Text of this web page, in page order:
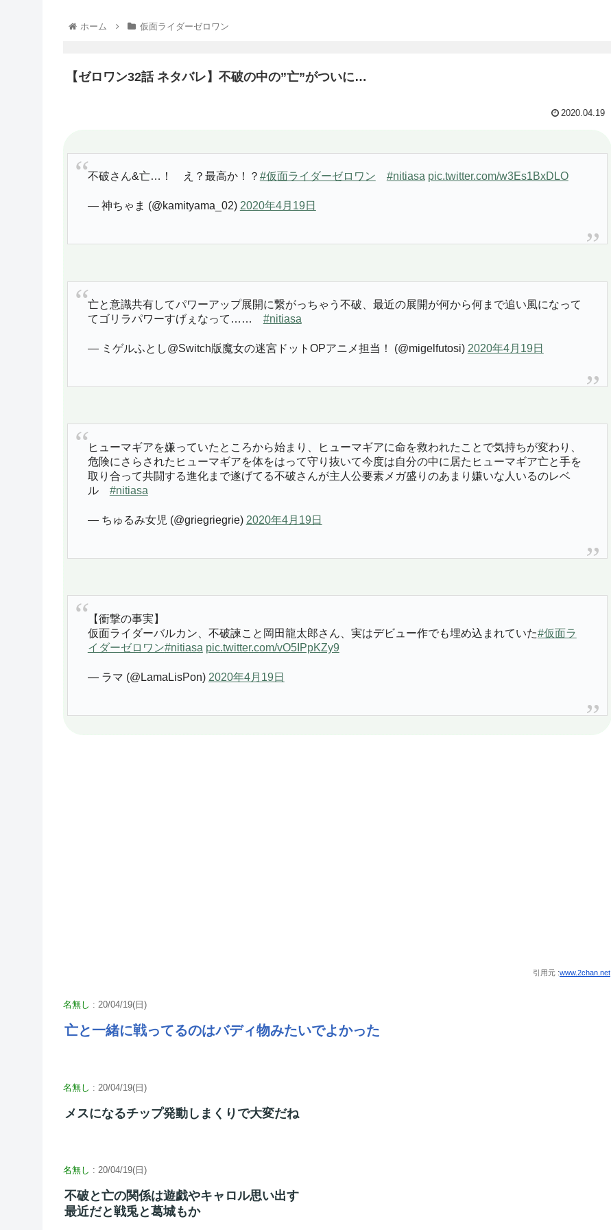
ホーム 仮面ライダーゼロワン
【ゼロワン32話 ネタバレ】不破の中の”亡”がついに…
2020.04.19
不破さん&亡…！ え？最高か！？ #仮面ライダーゼロワン #nitiasa pic.twitter.com/w3Es1BxDLO
— 神ちゃま (@kamityama_02) 2020年4月19日
亡と意識共有してパワーアップ展開に繋がっちゃう不破、最近の展開が何から何まで追い風になって
てゴリラパワーすげぇなって…… #nitiasa
— ミゲルふとし@Switch版魔女の迷宮ドットOPアニメ担当！ (@migelfutosi) 2020年4月19日
ヒューマギアを嫌っていたところから始まり、ヒューマギアに命を救われたことで気持ちが変わり、
危険にさらされたヒューマギアを体をはって守り抜いて今度は自分の中に居たヒューマギア亡と手を
取り合って共闘する進化まで遂げてる不破さんが主人公要素メガ盛りのあまり嫌いな人いるのレベ
ル #nitiasa
— ちゅるみ女児 (@griegriegrie) 2020年4月19日
【衝撃の事実】
仮面ライダーバルカン、不破諫こと岡田龍太郎さん、実はデビュー作でも埋め込まれていた#仮面ラ
イダーゼロワン#nitiasa pic.twitter.com/vO5IPpKZy9
— ラマ (@LamaLisPon) 2020年4月19日
引用元 :www.2chan.net
名無し : 20/04/19(日)
亡と一緒に戦ってるのはバディ物みたいでよかった
名無し : 20/04/19(日)
メスになるチップ発動しまくりで大変だね
名無し : 20/04/19(日)
不破と亡の関係は遊戯やキャロル思い出す
最近だと戦兎と葛城もか